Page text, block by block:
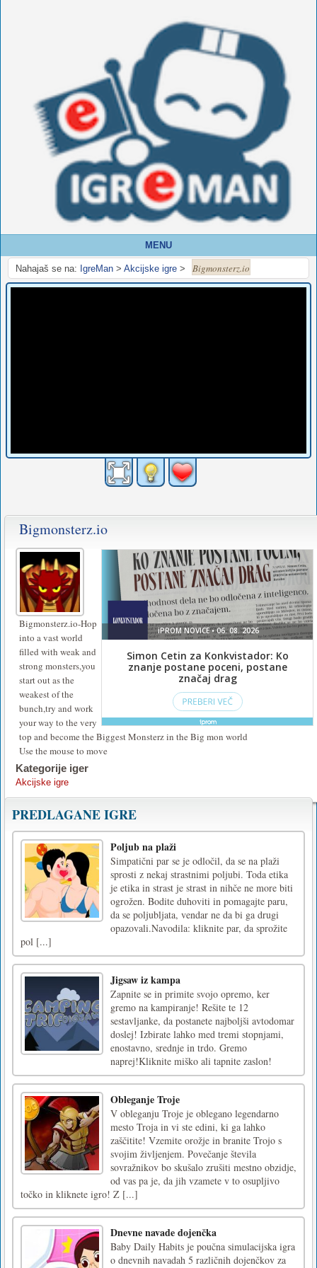
MENU
Nahajaš se na: IgreMan > Akcijske igre > Bigmonsterz.io
Bigmonsterz.io
Bigmonsterz.io-Hop
into a vast world
filled with weak and
strong monsters,you
start out as the
weakest of the
bunch,try and work
your way to the very
top and become the Biggest Monsterz in the Big mon world
Use the mouse to move
Kategorije iger
Akcijske igre
PREDLAGANE IGRE
Poljub na plaži
Simpatični par se je odločil, da se na plaži
sprosti z nekaj strastnimi poljubi. Toda etika
je etika in strast je strast in nihče ne more biti
ogrožen. Bodite duhoviti in pomagajte paru,
da se poljubljata, vendar ne da bi ga drugi
opazovali.Navodila: kliknite par, da sprožite
pol [...]
Jigsaw iz kampa
Zapnite se in primite svojo opremo, ker
gremo na kampiranje! Rešite te 12
sestavljanke, da postanete najboljši avtodomar
doslej! Izbirate lahko med tremi stopnjami,
enostavno, srednje in trdo. Gremo
naprej!Kliknite miško ali tapnite zaslon!
Obleganje Troje
V obleganju Troje je oblegano legendarno
mesto Troja in vi ste edini, ki ga lahko
zaščitite! Vzemite orožje in branite Trojo s
svojim življenjem. Povečanje števila
sovražnikov bo skušalo zrušiti mestno obzidje,
od vas pa je, da jih vzamete v to osupljivo
točko in kliknete igro! Z [...]
Dnevne navade dojenčka
Baby Daily Habits je poučna simulacijska igra
o dnevnih navadah 5 različnih dojenčkov za